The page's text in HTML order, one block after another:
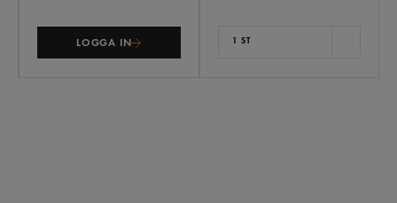
LOGGA IN 1 ST